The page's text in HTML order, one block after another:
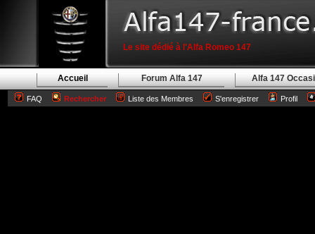
Le site dédié à l'Alfa Romeo 147
Accueil Forum Alfa 147 Alfa 147
FAQ Rechercher Liste des Membres S'enregistrer Profil